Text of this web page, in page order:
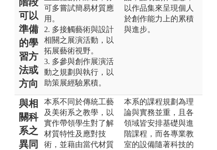
可以
準備
的學
習方
法或
方向
可多嘗試簡易材質應
用。
2. 多接觸藝術與設計
相關之展演活動，以
拓展藝術視野。
3. 多參與創作展演活
動之規劃與執行，以
助策展經驗累積。
以作品集來呈現個人
於創作能力上的累積
與進步。
與相
關科
系之
異同
本系不同於傳統工藝
及美術系之教學，以
實作帶領學生對了解
材質特性及應對技
術，並藉由當代材質
本系的課程規劃為理
論與實務並重，且各
領域皆安排基礎與進
階課程，而各專業教
室的設備隨著科技的